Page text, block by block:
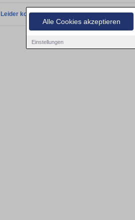
Alle Cookies akzeptieren
Einstellungen
Leider konnten wir derzeit keine passenden